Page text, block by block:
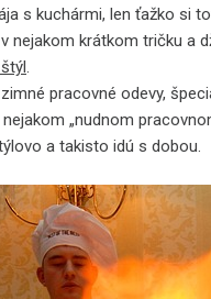
s kuchármi, len ťažko si
nejakom krátkom tričku a
.
pracovné odevy,
„nudnom
a takisto idú s dobou.